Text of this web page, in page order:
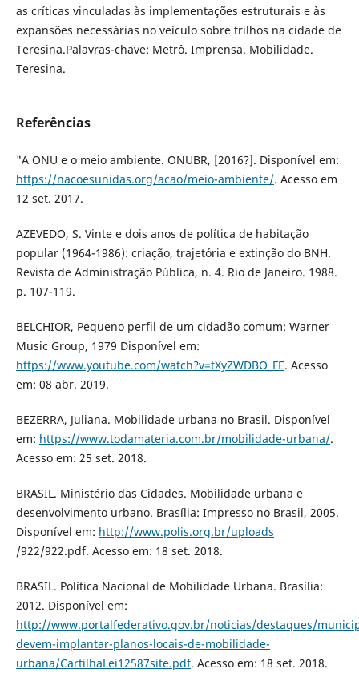
as críticas vinculadas às implementações estruturais e às
expansões necessárias no veículo sobre trilhos na cidade de
Teresina.Palavras-chave: Metrô. Imprensa. Mobilidade.
Teresina.
Referências
"A ONU e o meio ambiente. ONUBR, [2016?]. Disponível em:
https://nacoesunidas.org/acao/meio-ambiente/. Acesso em
12 set. 2017.
AZEVEDO, S. Vinte e dois anos de política de habitação
popular (1964-1986): criação, trajetória e extinção do BNH.
Revista de Administração Pública, n. 4. Rio de Janeiro. 1988.
p. 107-119.
BELCHIOR, Pequeno perfil de um cidadão comum: Warner
Music Group, 1979 Disponível em:
https://www.youtube.com/watch?v=tXyZWDBO_FE. Acesso
em: 08 abr. 2019.
BEZERRA, Juliana. Mobilidade urbana no Brasil. Disponível
em: https://www.todamateria.com.br/mobilidade-urbana/.
Acesso em: 25 set. 2018.
BRASIL. Ministério das Cidades. Mobilidade urbana e
desenvolvimento urbano. Brasília: Impresso no Brasil, 2005.
Disponível em: http://www.polis.org.br/uploads
/922/922.pdf. Acesso em: 18 set. 2018.
BRASIL. Política Nacional de Mobilidade Urbana. Brasília:
2012. Disponível em:
http://www.portalfederativo.gov.br/noticias/destaques/
devem-implantar-planos-locais-de-mobilidade-
urbana/CartilhaLei12587site.pdf. Acesso em: 18 set. 2018.